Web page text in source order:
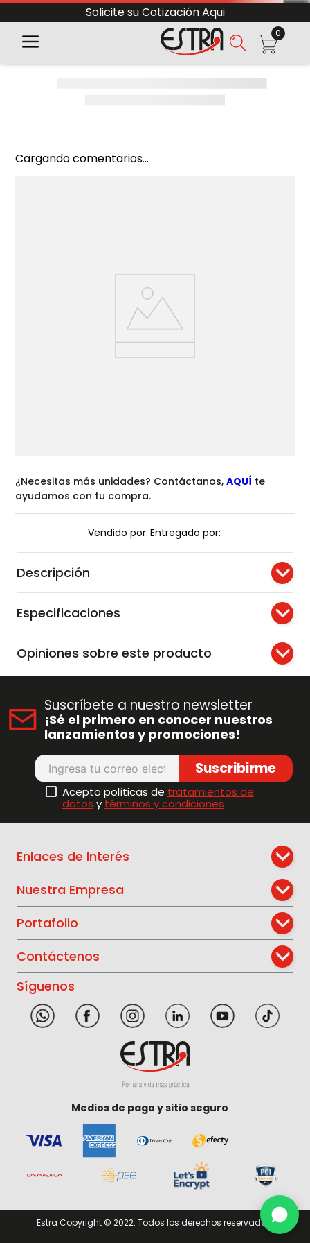
Solicite su Cotización Aqui
0
Cargando comentarios...
¿Necesitas más unidades? Contáctanos,AQUÍ te
ayudamos con tu compra.
Vendido por: Entregado por:
Descripción
Especificaciones
Opiniones sobre este producto
Suscríbete a nuestro newsletter
¡Sé el primero en conocer nuestros
lanzamientos y promociones!
Suscribirme
Acepto políticas de tratamientos de
datos y términos y condiciones
Enlaces de Interés
Nuestra Empresa
Portafolio
Contáctenos
Síguenos
Medios de pago y sitio seguro
Estra Copyright © 2022. Todos los derechos reservados.